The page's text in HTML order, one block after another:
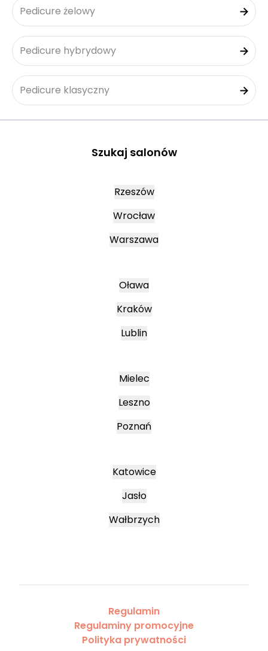
Pedicure żelowy
Pedicure hybrydowy
Pedicure klasyczny
Szukaj salonów
Rzeszów
Wrocław
Warszawa
Oława
Kraków
Lublin
Mielec
Leszno
Poznań
Katowice
Jasło
Wałbrzych
Regulamin
Regulaminy promocyjne
Polityka prywatności